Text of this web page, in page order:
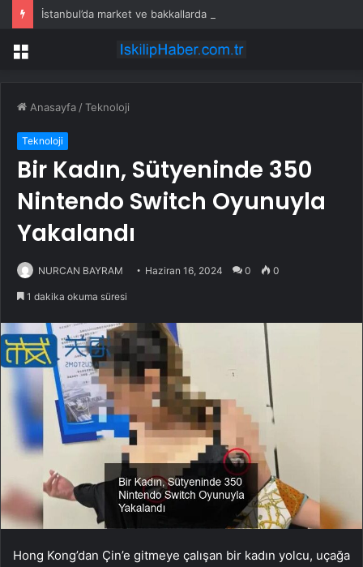
Menü
Anasayfa /Teknoloji
Teknoloji
Bir Kadın, Sütyeninde 350
Nintendo Switch Oyunuyla
Yakalandı
NURCAN BAYRAM Haziran 16, 2024 0 0
1 dakika okuma süresi
Hong Kong’dan Çin’e gitmeye çalışan bir kadın yolcu, uçağa